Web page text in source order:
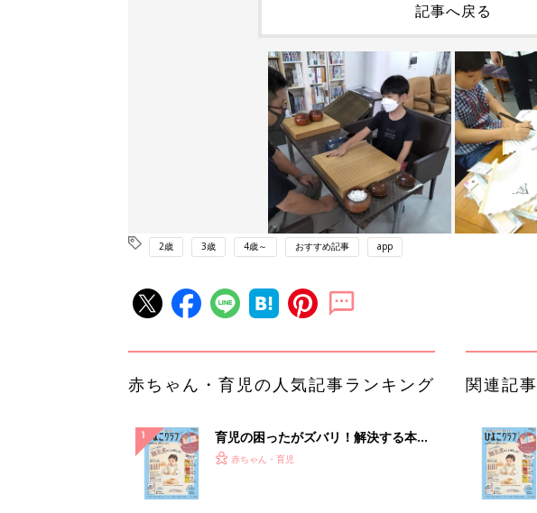
記事へ戻る
2歳 3歳 4歳～ おすすめ記事 app
赤ちゃん・育児の人気記事ランキング
育児の困ったがズバリ！解決する本
『ひよこクラブ 秋号』 4カ月～2才
赤ちゃん・育児
関連記事